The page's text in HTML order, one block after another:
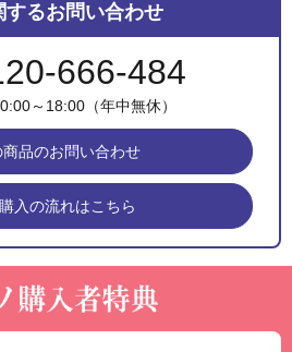
するお問い合わせ
666-484
～18:00（年中無休）
商品のお問い合わせ
入の流れはこちら